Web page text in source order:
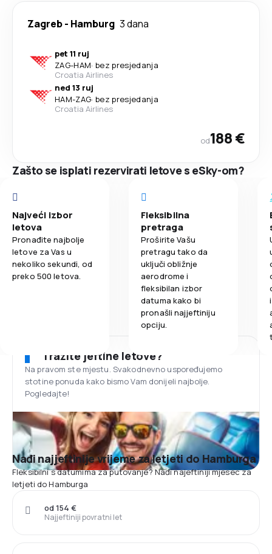
Zagreb- Hamburg 3 dana
pet 11 ruj
ZAG-HAM· bez presjedanja
Croatia Airlines
ned 13 ruj
HAM-ZAG· bez presjedanja
Croatia Airlines
od188 €
Zašto se isplati rezervirati letove s eSky-om?
Najveći izbor
letova
Pronađite najbolje
letove za Vas u
nekoliko sekundi, od
preko 500 letova.
Fleksibilna
pretraga
Proširite Vašu
pretragu tako da
uključi obližnje
aerodrome i
fleksibilan izbor
datuma kako bi
pronašli najjeftiniju
opciju.
Tražite jeftine letove?
Na pravom ste mjestu. Svakodnevno uspoređujemo
stotine ponuda kako bismo Vam donijeli najbolje.
Pogledajte!
Nađi najjeftinije vrijeme za letjeti do Hamburga
Fleksibilni s datumima za putovanje? Nađi najeftiniji mjesec za
letjeti do Hamburga
Najjeftiniji povratni let
od 154 €